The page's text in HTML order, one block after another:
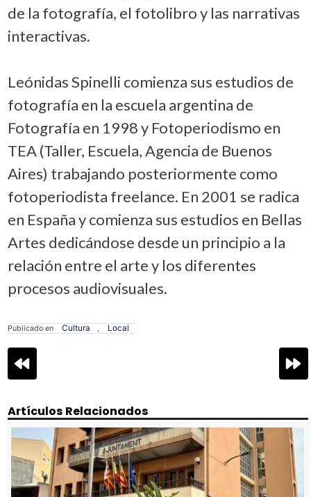
de la fotografía, el fotolibro y las narrativas
interactivas.
Leónidas Spinelli comienza sus estudios de
fotografía en la escuela argentina de
Fotografía en 1998 y Fotoperiodismo en
TEA (Taller, Escuela, Agencia de Buenos
Aires) trabajando posteriormente como
fotoperiodista freelance. En 2001 se radica
en España y comienza sus estudios en Bellas
Artes dedicándose desde un principio a la
relación entre el arte y los diferentes
procesos audiovisuales.
Publicado en Cultura , Local
Navegación
de
Artículos Relacionados